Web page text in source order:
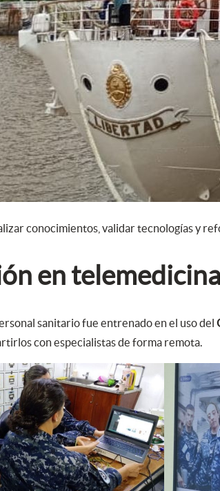
conocimientos, validar tecnologías y
en
sanitario fue entrenado en el uso del
con especialistas de forma remota.